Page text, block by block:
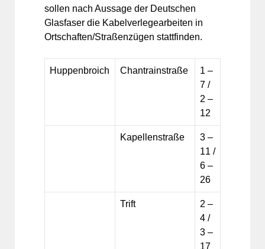
sollen nach Aussage der Deutschen
Glasfaser die Kabelverlegearbeiten in
Ortschaften/Straßenzügen stattfinden.
Huppenbroich Chantrainstraße
1 –
7 /
2 –
12
Kapellenstraße
3 –
11 /
6 –
26
Trift
2 –
4 /
3 –
17